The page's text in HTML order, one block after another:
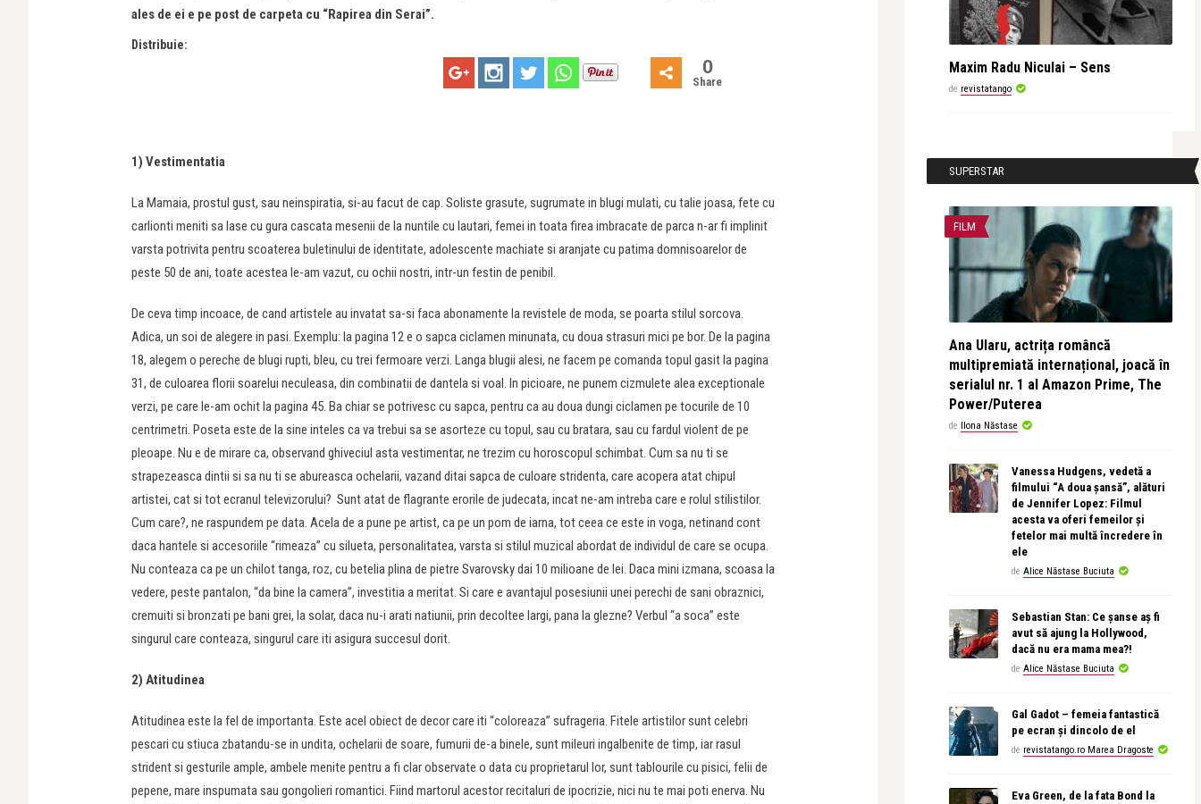
ales de ei e pe post de carpeta cu “Rapirea din Serai”.
Distribuie:
0
Share
1) Vestimentatia
La Mamaia, prostul gust, sau neinspiratia, si-au facut de cap. Soliste grasute, sugrumate in blugi mulati, cu talie joasa, fete cu
carlionti meniti sa lase cu gura cascata mesenii de la nuntile cu lautari, femei in toata firea imbracate de parca n-ar fi implinit
varsta potrivita pentru scoaterea buletinului de identitate, adolescente machiate si aranjate cu patima domnisoarelor de
peste 50 de ani, toate acestea le-am vazut, cu ochii nostri, intr-un festin de penibil.
De ceva timp incoace, de cand artistele au invatat sa-si faca abonamente la revistele de moda, se poarta stilul sorcova.
Adica, un soi de alegere in pasi. Exemplu: la pagina 12 e o sapca ciclamen minunata, cu doua strasuri mici pe bor. De la pagina
18, alegem o pereche de blugi rupti, bleu, cu trei fermoare verzi. Langa blugii alesi, ne facem pe comanda topul gasit la pagina
31, de culoarea florii soarelui neculeasa, din combinatii de dantela si voal. In picioare, ne punem cizmulete alea exceptionale
verzi, pe care le-am ochit la pagina 45. Ba chiar se potrivesc cu sapca, pentru ca au doua dungi ciclamen pe tocurile de 10
centrimetri. Poseta este de la sine inteles ca va trebui sa se asorteze cu topul, sau cu bratara, sau cu fardul violent de pe
pleoape. Nu e de mirare ca, observand ghiveciul asta vestimentar, ne trezim cu horoscopul schimbat. Cum sa nu ti se
strapezeasca dintii si sa nu ti se abureasca ochelarii, vazand ditai sapca de culoare stridenta, care acopera atat chipul
artistei, cat si tot ecranul televizorului? Sunt atat de flagrante erorile de judecata, incat ne-am intreba care e rolul stilistilor.
Cum care?, ne raspundem pe data. Acela de a pune pe artist, ca pe un pom de iarna, tot ceea ce este in voga, netinand cont
daca hantele si accesoriile “rimeaza” cu silueta, personalitatea, varsta si stilul muzical abordat de individul de care se ocupa.
Nu conteaza ca pe un chilot tanga, roz, cu betelia plina de pietre Svarovsky dai 10 milioane de lei. Daca mini izmana, scoasa la
vedere, peste pantalon, “da bine la camera”, investitia a meritat. Si care e avantajul posesiunii unei perechi de sani obraznici,
cremuiti si bronzati pe bani grei, la solar, daca nu-i arati natiunii, prin decoltee largi, pana la glezne? Verbul “a soca” este
singurul care conteaza, singurul care iti asigura succesul dorit.
2) Atitudinea
Atitudinea este la fel de importanta. Este acel obiect de decor care iti “coloreaza” sufrageria. Fitele artistilor sunt celebri
pescari cu stiuca zbatandu-se in undita, ochelarii de soare, fumurii de-a binele, sunt mileuri ingalbenite de timp, iar rasul
strident si gesturile ample, ambele menite pentru a fi clar observate o data cu proprietarul lor, sunt tablourile cu pisici, felii de
pepene, mare inspumata sau gongolieri romantici. Fiind martorul acestor recitaluri de ipocrizie, nici nu te mai poti enerva. Nu
Maxim Radu Niculai – Sens
de revistatango
SUPERSTAR
FILM
Ana Ularu, actrița româncă
multipremiată internațional, joacă în
serialul nr. 1 al Amazon Prime, The
Power/Puterea
de Ilona Năstase
Vanessa Hudgens, vedetă a
filmului “A doua șansă”, alături
de Jennifer Lopez: Filmul
acesta va oferi femeilor și
fetelor mai multă încredere în
ele
de Alice Năstase Buciuta
Sebastian Stan: Ce șanse aș fi
avut să ajung la Hollywood,
dacă nu era mama mea?!
de Alice Năstase Buciuta
Gal Gadot – femeia fantastică
pe ecran și dincolo de el
de revistatango.ro Marea Dragoste
Eva Green, de la fata Bond la